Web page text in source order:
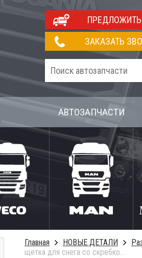
ЗАКАЗАТЬ
АВТОЗАПЧАСТИ
Главная НОВЫЕ ДЕТАЛИ